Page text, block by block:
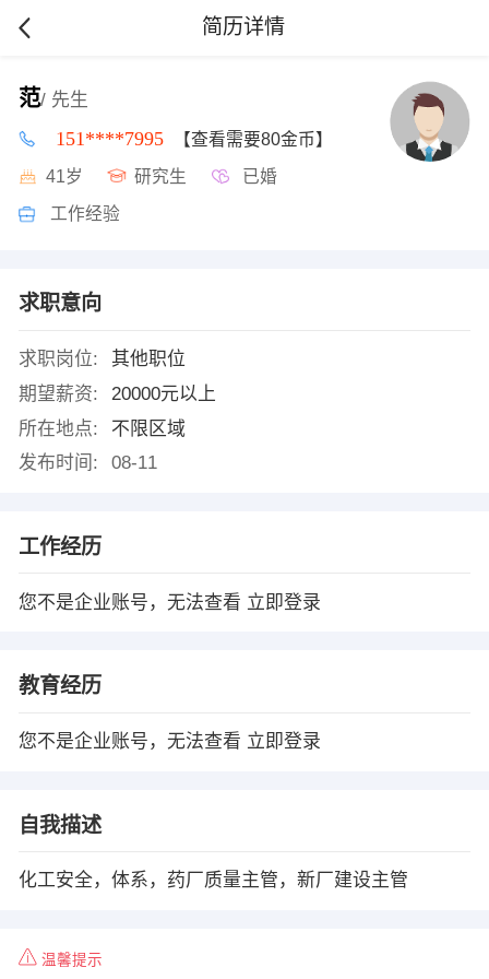
简历详情
范/ 先生
151****7995 【查看需要80金币】
41岁 研究生 已婚
工作经验
求职意向
求职岗位:
其他职位
期望薪资:
20000元以上
所在地点:
不限区域
发布时间:
08-11
工作经历
您不是企业账号，无法查看 立即登录
教育经历
您不是企业账号，无法查看 立即登录
自我描述
化工安全，体系，药厂质量主管，新厂建设主管
温馨提示